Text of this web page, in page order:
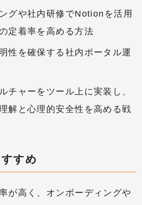
グや社内研修でNotionを活用
定着率を高める方法
性を確保する社内ポータル運
チャーをツール上に実装し、
解と心理的安全性を高める戦
すめ
が高く、オンボーディングや